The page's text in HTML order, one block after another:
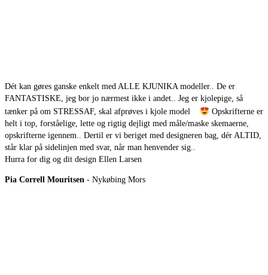
Dét kan gøres ganske enkelt med ALLE KJUNIKA modeller.. De er
FANTASTISKE, jeg bor jo nærmest ikke i andet.. Jeg er kjolepige, så
tænker på om STRESSAF, skal afprøves i kjole model
Opskrifterne er
helt i top, forståelige, lette og rigtig dejligt med måle/maske skemaerne,
opskrifterne igennem.. Dertil er vi beriget med designeren bag, dér ALTID,
står klar på sidelinjen med svar, når man henvender sig..
Hurra for dig og dit design Ellen Larsen
Pia Correll Mouritsen - Nykøbing Mors